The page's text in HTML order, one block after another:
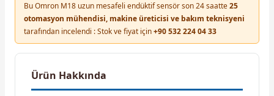
Bu Omron M18 uzun mesafeli endüktif sensör son 24 saatte25
otomasyon mühendisi, makine üreticisi ve bakım teknisyeni
tarafından incelendi : Stok ve fiyat için+90 532 224 04 33
Ürün Hakkında